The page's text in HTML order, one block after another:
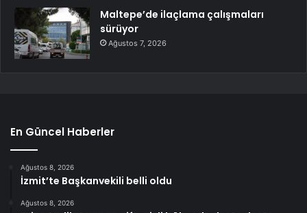
Maltepe’de ilaçlama çalışmaları
sürüyor
Ağustos 7, 2026
En Güncel Haberler
Ağustos 8, 2026
İzmit’te Başkanvekili belli oldu
Ağustos 8, 2026